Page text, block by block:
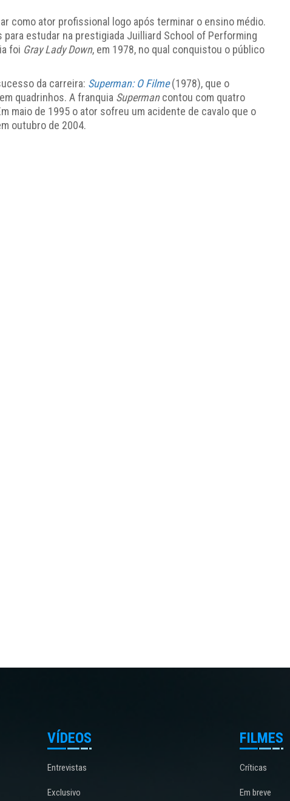
como ator profissional logo após terminar o ensino médio.
estudar na prestigiada Juilliard School of Performing
foi Gray Lady Down, em 1978, no qual conquistou o público
da carreira: Superman: O Filme (1978), que o
quadrinhos. A franquia Supermancontou com quatro
maio de 1995 o ator sofreu um acidente de cavalo que o
outubro de 2004.
VÍDEOS
Entrevistas
Exclusivo
FILMES
Críticas
Em breve